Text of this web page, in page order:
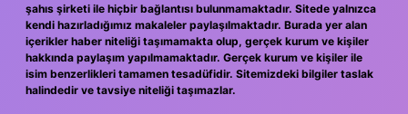
şahıs şirketi ile hiçbir bağlantısı bulunmamaktadır. Sitede yalnızca
kendi hazırladığımız makaleler paylaşılmaktadır. Burada yer alan
içerikler haber niteliği taşımamakta olup, gerçek kurum ve kişiler
hakkında paylaşım yapılmamaktadır. Gerçek kurum ve kişiler ile
isim benzerlikleri tamamen tesadüfidir. Sitemizdeki bilgiler taslak
halindedir ve tavsiye niteliği taşımazlar.